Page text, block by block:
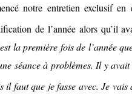
notre entretien exclusif
de l’année alors qu’il
la première fois de l’année
séance à problèmes. Il y
il faut que je fasse avec. Je